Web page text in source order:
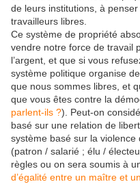
de leurs institutions, à
travailleurs libres.
Ce système de propriété
vendre notre force de travail
l’argent, et que si vous
système politique organise
que nous sommes libres, et
que vous êtes contre la
parlent-ils ?). Peut-on
basé sur une relation de
système basé sur la violence
(patron / salarié ; élu /
règles ou on sera soumis à
d’égalité entre un maître et